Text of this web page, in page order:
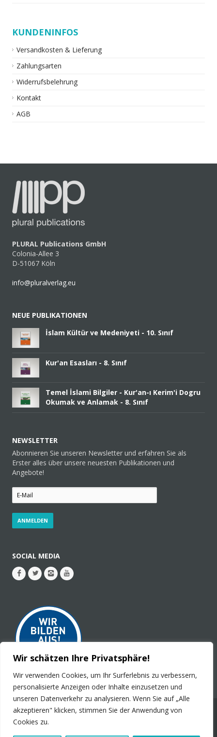
Wir schätzen Ihre Privatsphäre!
Wir verwenden Cookies, um Ihr Surferlebnis zu verbessern,
personalisierte Anzeigen oder Inhalte einzusetzen und
unseren Datenverkehr zu analysieren. Wenn Sie auf „Alle
akzeptieren" klicken, stimmen Sie der Anwendung von
Cookies zu.
KUNDENINFOS
Versandkosten & Lieferung
Zahlungsarten
Widerrufsbelehrung
Kontakt
AGB
PLURAL Publications GmbH
Colonia-Allee 3
D-51067 Köln
info@pluralverlag.eu
NEUE PUBLIKATIONEN
İslam Kültür ve Medeniyeti - 10. Sınıf
Kur'an Esasları - 8. Sınıf
Temel İslami Bilgiler - Kur'an-ı Kerim'i Dogru
Okumak ve Anlamak - 8. Sınıf
NEWSLETTER
Abonnieren Sie unseren Newsletter und erfahren Sie als
Erster alles über unsere neuesten Publikationen und
Angebote!
SOCIAL MEDIA
© 2026 - PLURAL Publications GmbH. Alle Rechte